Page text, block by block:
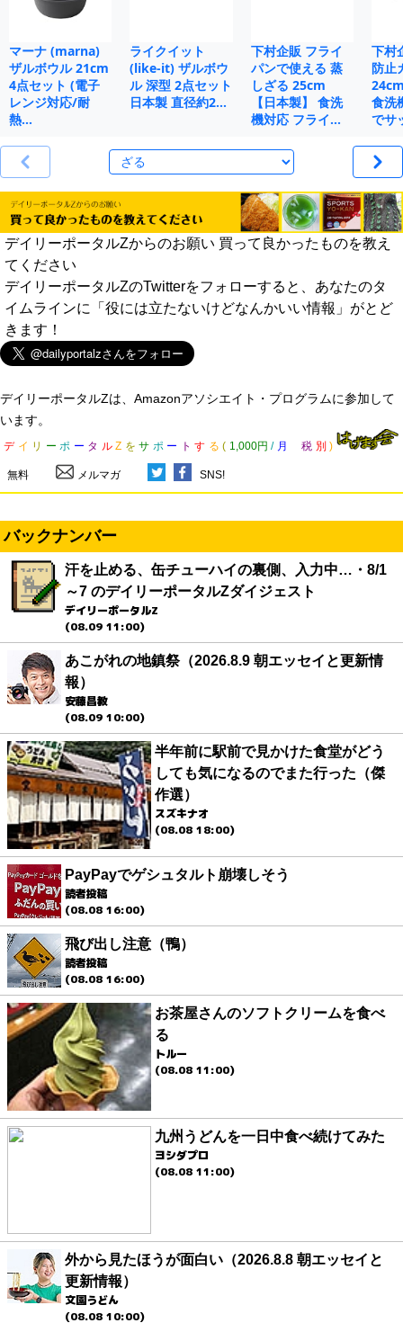
マーナ (marna)
ザルボウル 21cm
4点セット (電子
レンジ対応/耐
熱…
ライクイット
(like-it) ザルボウ
ル 深型 2点セット
日本製 直径約2…
下村企販 フライ
パンで使える 蒸
しざる 25cm
【日本製】 食洗
機対応 フライ…
下村
防止
食洗
でサ
デイリーポータルZからのお願い 買って良かったものを教え
てください
デイリーポータルZのTwitterをフォローすると、あなたのタ
イムラインに「役には立たないけどなんかいい情報」がとど
きます！
デイリーポータルZは、Amazonアソシエイト・プログラムに参加して
います。
デ イ リ ー ポ ー タ ル Z を サ ポ ー ト す る ( 1,000円 / 月 税 別 )
無料 メルマガ SNS!
バックナンバー
汗を止める、缶チューハイの裏側、入力中…・8/1
～7 のデイリーポータルZダイジェスト
デイリーポータルZ
(08.09 11:00)
あこがれの地鎮祭（2026.8.9 朝エッセイと更新情
報）
安藤昌教
(08.09 10:00)
半年前に駅前で見かけた食堂がどう
しても気になるのでまた行った（傑
作選）
スズキナオ
(08.08 18:00)
PayPayでゲシュタルト崩壊しそう
読者投稿
(08.08 16:00)
飛び出し注意（鴨）
読者投稿
(08.08 16:00)
お茶屋さんのソフトクリームを食べ
る
トルー
(08.08 11:00)
九州うどんを一日中食べ続けてみた
ヨシダプロ
(08.08 11:00)
外から見たほうが面白い（2026.8.8 朝エッセイと
更新情報）
文園うどん
(08.08 10:00)